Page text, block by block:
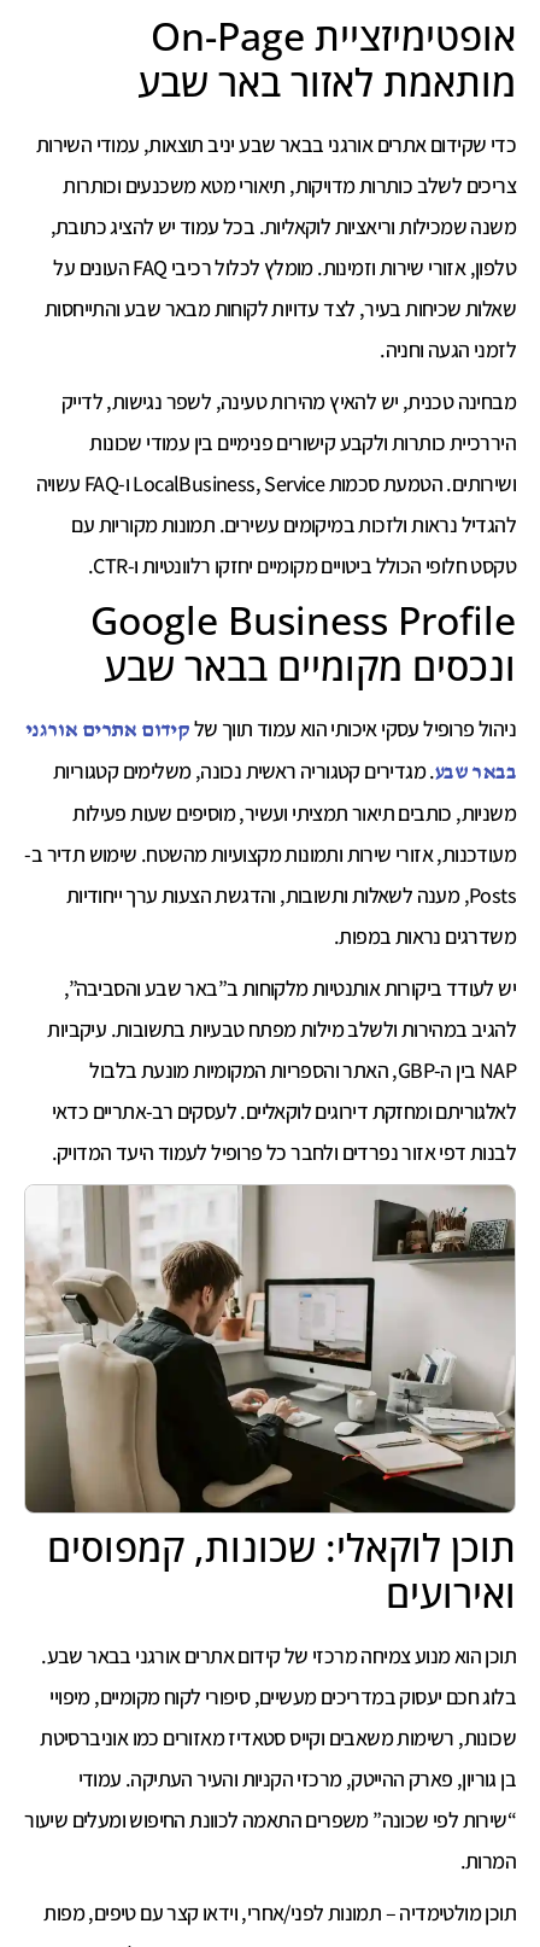
אופטימיזציית On-Page
מותאמת לאזור באר שבע
כדי שקידום אתרים אורגני בבאר שבע יניב תוצאות, עמודי השירות
צריכים לשלב כותרות מדויקות, תיאורי מטא משכנעים וכותרות
משנה שמכילות וריאציות לוקאליות. בכל עמוד יש להציג כתובת,
טלפון, אזורי שירות וזמינות. מומלץ לכלול רכיבי FAQ העונים על
שאלות שכיחות בעיר, לצד עדויות לקוחות מבאר שבע והתייחסות
לזמני הגעה וחניה.
מבחינה טכנית, יש להאיץ מהירות טעינה, לשפר נגישות, לדייק
היררכיית כותרות ולקבע קישורים פנימיים בין עמודי שכונות
ושירותים. הטמעת סכמות LocalBusiness, Service ו-FAQ עשויה
להגדיל נראות ולזכות במיקומים עשירים. תמונות מקוריות עם
טקסט חלופי הכולל ביטויים מקומיים יחזקו רלוונטיות ו-CTR.
Google Business Profile
ונכסים מקומיים בבאר שבע
ניהול פרופיל עסקי איכותי הוא עמוד תווך של קידום אתרים אורגני
בבאר שבע. מגדירים קטגוריה ראשית נכונה, משלימים קטגוריות
משניות, כותבים תיאור תמציתי ועשיר, מוסיפים שעות פעילות
מעודכנות, אזורי שירות ותמונות מקצועיות מהשטח. שימוש תדיר ב-
Posts, מענה לשאלות ותשובות, והדגשת הצעות ערך ייחודיות
משדרגים נראות במפות.
יש לעודד ביקורות אותנטיות מלקוחות ב”באר שבע והסביבה”,
להגיב במהירות ולשלב מילות מפתח טבעיות בתשובות. עיקביות
NAP בין ה-GBP, האתר והספריות המקומיות מונעת בלבול
לאלגוריתם ומחזקת דירוגים לוקאליים. לעסקים רב-אתריים כדאי
לבנות דפי אזור נפרדים ולחבר כל פרופיל לעמוד היעד המדויק.
תוכן לוקאלי: שכונות, קמפוסים
ואירועים
תוכן הוא מנוע צמיחה מרכזי של קידום אתרים אורגני בבאר שבע.
בלוג חכם יעסוק במדריכים מעשיים, סיפורי לקוח מקומיים, מיפויי
שכונות, רשימות משאבים וקייס סטאדיז מאזורים כמו אוניברסיטת
בן גוריון, פארק ההייטק, מרכזי הקניות והעיר העתיקה. עמודי
“שירות לפי שכונה” משפרים התאמה לכוונת החיפוש ומעלים שיעור
המרות.
תוכן מולטימדיה – תמונות לפני/אחרי, וידאו קצר עם טיפים, מפות